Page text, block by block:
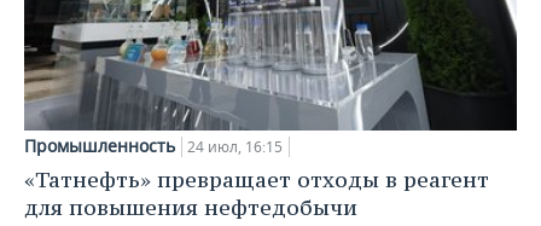
Промышленность 24 июл, 16:15
«Татнефть» превращает отходы в реагент
для повышения нефтедобычи